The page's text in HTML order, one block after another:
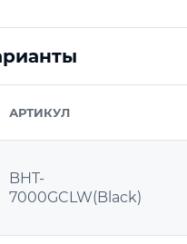
АРТИКУЛ
BHT-
7000GCLW(Black)